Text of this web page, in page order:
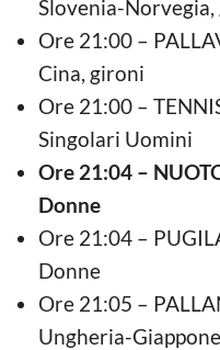
Slovenia-
Ore 21:00 –
Cina, gironi
Ore 21:00 –
Singolari Uomini
Ore 21:04 –
Donne
Ore 21:04 –
Donne
Ore 21:05 –
Ungheria-